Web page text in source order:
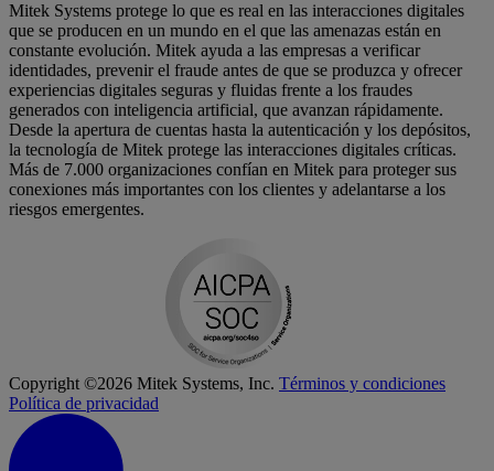
Mitek Systems protege lo que es real en las interacciones digitales
que se producen en un mundo en el que las amenazas están en
constante evolución. Mitek ayuda a las empresas a verificar
identidades, prevenir el fraude antes de que se produzca y ofrecer
experiencias digitales seguras y fluidas frente a los fraudes
generados con inteligencia artificial, que avanzan rápidamente.
Desde la apertura de cuentas hasta la autenticación y los depósitos,
la tecnología de Mitek protege las interacciones digitales críticas.
Más de 7.000 organizaciones confían en Mitek para proteger sus
conexiones más importantes con los clientes y adelantarse a los
riesgos emergentes.
Copyright ©2026 Mitek Systems, Inc. Términos y condiciones
Política de privacidad